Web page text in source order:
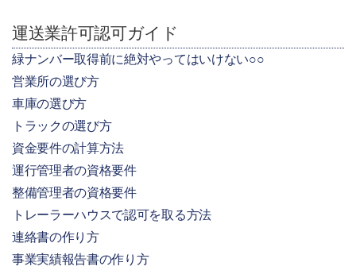
運送業許可認可ガイド
緑ナンバー取得前に絶対やってはいけない○○
営業所の選び方
車庫の選び方
トラックの選び方
資金要件の計算方法
運行管理者の資格要件
整備管理者の資格要件
トレーラーハウスで認可を取る方法
連絡書の作り方
事業実績報告書の作り方